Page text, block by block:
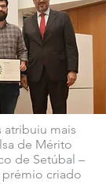
atribuiu mais
de Mérito
de Setúbal –
prémio criado